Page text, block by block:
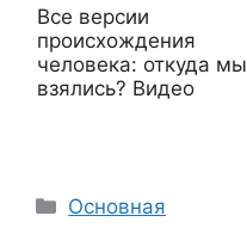
Все версии
происхождения
человека: откуда мы
взялись? Видео
Рубрики
Основная